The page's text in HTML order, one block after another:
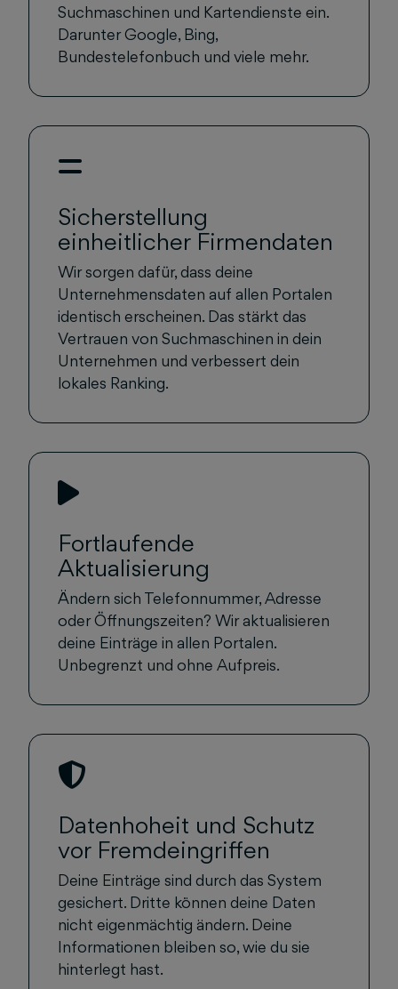
Suchmaschinen und Kartendienste ein.
Darunter Google, Bing,
Bundestelefonbuch und viele mehr.
Sicherstellung
einheitlicher Firmendaten
Wir sorgen dafür, dass deine
Unternehmensdaten auf allen Portalen
identisch erscheinen. Das stärkt das
Vertrauen von Suchmaschinen in dein
Unternehmen und verbessert dein
lokales Ranking.
Fortlaufende
Aktualisierung
Ändern sich Telefonnummer, Adresse
oder Öffnungszeiten? Wir aktualisieren
deine Einträge in allen Portalen.
Unbegrenzt und ohne Aufpreis.
Datenhoheit und Schutz
vor Fremdeingriffen
Deine Einträge sind durch das System
gesichert. Dritte können deine Daten
nicht eigenmächtig ändern. Deine
Informationen bleiben so, wie du sie
hinterlegt hast.